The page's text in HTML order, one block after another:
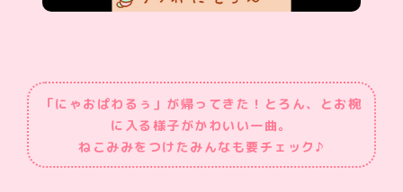
「にゃおぱわるぅ」が帰ってきた！とろん、とお椀
に入る様子がかわいい一曲。
ねこみみをつけたみんなも要チェック♪